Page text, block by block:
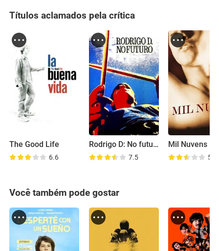
Títulos aclamados pela crítica
The Good Life
6.6
Rodrigo D: No futuro
7.5
Mil Nuvens
5.6
Você também pode gostar